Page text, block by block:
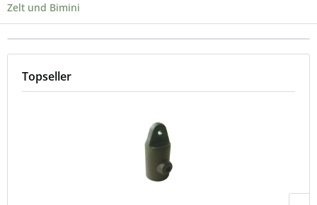
Zelt und Bimini
Topseller